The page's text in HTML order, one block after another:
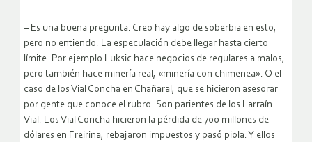
– Es una buena pregunta. Creo hay algo de soberbia en esto,
pero no entiendo. La especulación debe llegar hasta cierto
límite. Por ejemplo Luksic hace negocios de regulares a malos,
pero también hace minería real, «minería con chimenea». O el
caso de los Vial Concha en Chañaral, que se hicieron asesorar
por gente que conoce el rubro. Son parientes de los Larraín
Vial. Los Vial Concha hicieron la pérdida de 700 millones de
dólares en Freirina, rebajaron impuestos y pasó piola. Y ellos